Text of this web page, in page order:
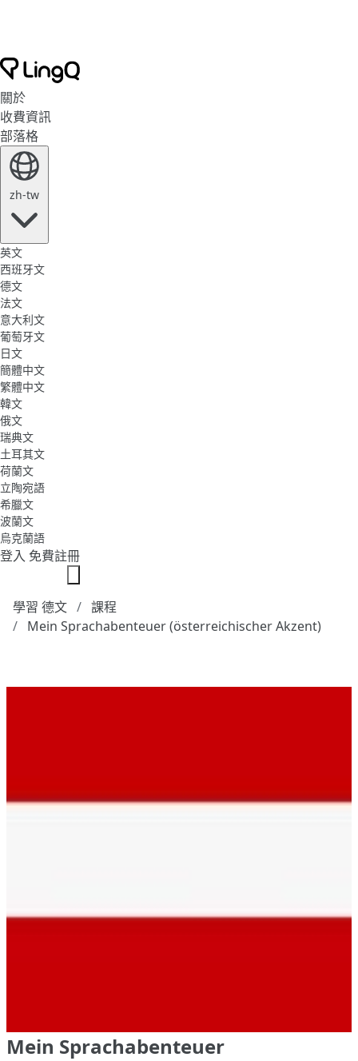
關於
收費資訊
部落格
zh-tw
英文
西班牙文
德文
法文
意大利文
葡萄牙文
日文
簡體中文
繁體中文
韓文
俄文
瑞典文
土耳其文
荷蘭文
立陶宛語
希臘文
波蘭文
烏克蘭語
登入 免費註冊
學習 德文
課程
Mein Sprachabenteuer (österreichischer Akzent)
Mein Sprachabenteuer